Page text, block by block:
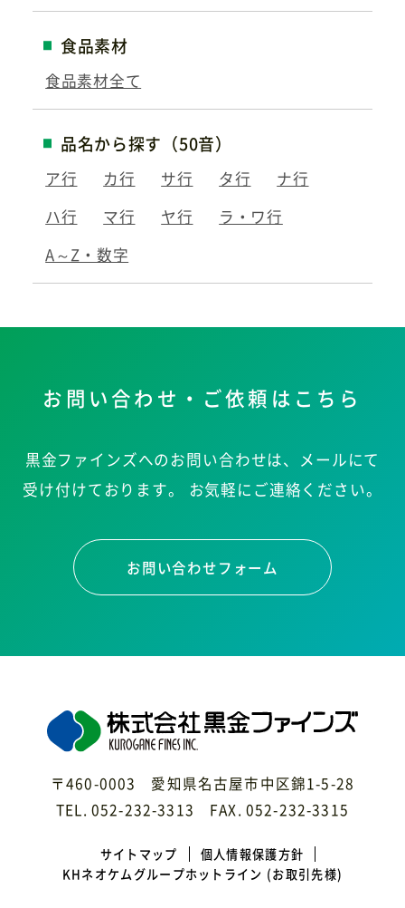
食品素材
食品素材全て
品名から探す（50音）
ア行 カ行 サ行 タ行
ナ行
ハ行
マ行 ヤ行
ラ・ワ行
A～Z・数字
お問い合わせ・ご依頼はこちら
黒金ファインズへのお問い合わせは、メールにて
受け付けております。
お気軽にご連絡ください。
お問い合わせフォーム
〒460-0003 愛知県名古屋市中区錦1-5-28
TEL. 052-232-3313 FAX. 052-232-3315
サイトマップ
個人情報保護方針
KHネオケムグループホットライン (お取引先様)